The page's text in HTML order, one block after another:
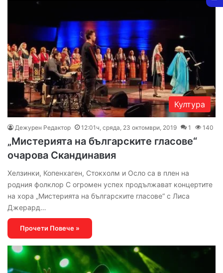
е
з
а
:
Култура
Дежурен Редактор 12:01ч, сряда, 23 октомври, 2019 1 140
„Мистерията на българските гласове“
очарова Скандинавия
Хелзинки, Копенхаген, Стокхолм и Осло са в плен на
родния фолклор С огромен успех продължават концертите
на хора „Мистерията на българските гласове“ с Лиса
Джерард…
Прочети Повече »